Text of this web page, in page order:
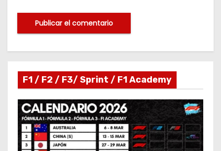
F1 / F2 / F3/ Sprint / F1 Academy